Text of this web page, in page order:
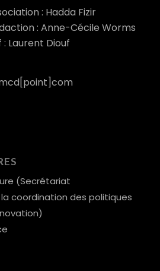
: Hadda Fizir
: Anne-Cécile Worms
Laurent Diouf
(Secrétariat
coordination des politiques